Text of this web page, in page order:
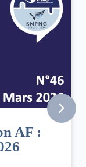
AF :